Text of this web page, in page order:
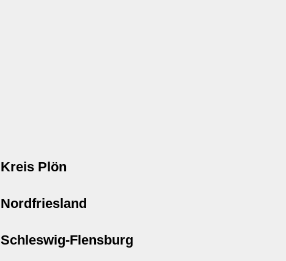
Kreis Plön
Nordfriesland
Schleswig-Flensburg